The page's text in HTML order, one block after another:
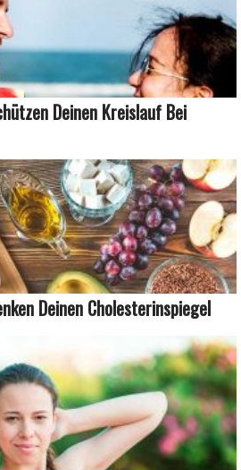
Deinen Kreislauf Bei
Deinen Cholesterinspiegel